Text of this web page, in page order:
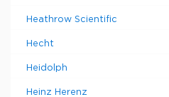
Heathrow Scientific
Hecht
Heidolph
Heinz Herenz